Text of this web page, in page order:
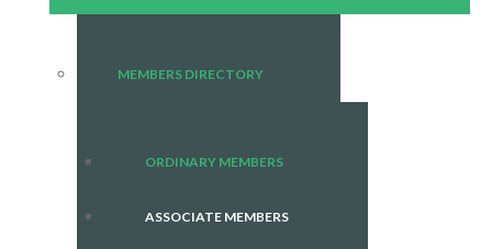
MEMBERS DIRECTORY
ORDINARY MEMBERS
ASSOCIATE MEMBERS